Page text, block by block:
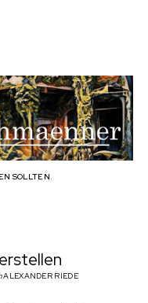
ü
ö
f
f
n
e
n
SOLLTEN.
ALEXANDER RIEDE